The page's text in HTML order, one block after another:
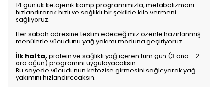
14 günlük ketojenik kamp programımızla, metabolizmanı
hızlandırarak hızlı ve sağlıklı bir şekilde kilo vermeni
sağlıyoruz.
Her sabah adresine teslim edeceğimiz özenle hazırlanmış
menülerle vücudunu yağ yakımı moduna geçiriyoruz.
İlk hafta, protein ve sağlıklı yağ içeren tüm gün (3 ana - 2
ara öğün) programını uygulayacaksın.
Bu sayede vücudunun ketozise girmesini sağlayarak yağ
yakımını hızlandıracaksın.